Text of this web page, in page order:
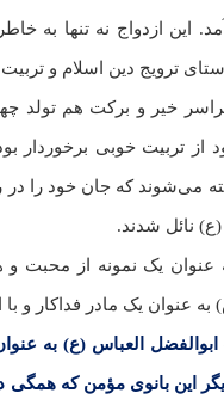
این ازدواج نه تنها به
ترویج دین اسلام و
خیر و برکت هم تولد
از تربیت خوبی برخوردار
می‌شوند که جان خود را در
نائل شدند.
عنوان یک نمونه از محبت
عنوان یک مادر فداکار و با
العباس (ع) به
دیگر این بانوی مؤمن که